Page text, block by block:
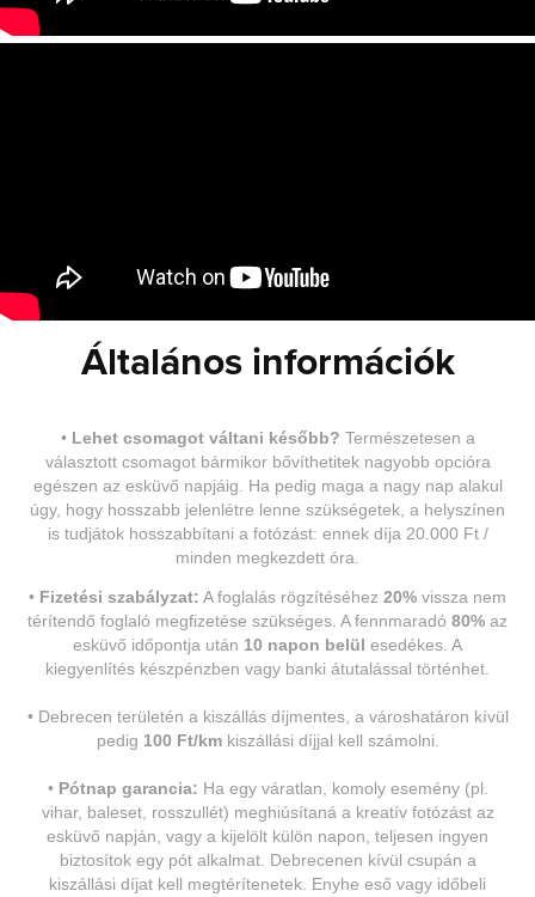
Általános információk
• Lehet csomagot váltani később? Természetesen a
választott csomagot bármikor bővíthetitek nagyobb opcióra
egészen az esküvő napjáig. Ha pedig maga a nagy nap alakul
úgy, hogy hosszabb jelenlétre lenne szükségetek, a helyszínen
is tudjátok hosszabbítani a fotózást: ennek díja 20.000 Ft /
minden megkezdett óra.
• Fizetési szabályzat: A foglalás rögzítéséhez 20% vissza nem
térítendő foglaló megfizetése szükséges. A fennmaradó 80% az
esküvő időpontja után 10 napon belül esedékes. A
kiegyenlítés készpénzben vagy banki átutalással történhet.
• Debrecen területén a kiszállás díjmentes, a városhatáron kívül
pedig 100 Ft/kmkiszállási díjjal kell számolni.
• Pótnap garancia: Ha egy váratlan, komoly esemény (pl.
vihar, baleset, rosszullét) meghiúsítaná a kreatív fotózást az
esküvő napján, vagy a kijelölt külön napon, teljesen ingyen
biztosítok egy pót alkalmat. Debrecenen kívül csupán a
kiszállási díjat kell megtérítenetek. Enyhe eső vagy időbeli